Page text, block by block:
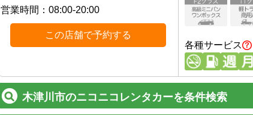
営業時間： 08:00-20:00
この店舗で予約する
各種サービス
木津川市のニコニコレンタカーを条件検索